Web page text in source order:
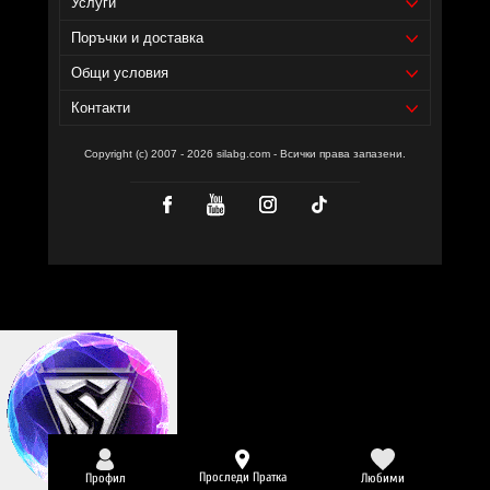
Поръчки и доставка
Общи условия
Контакти
Copyright (c) 2007 - 2026 silabg.com - Всички права запазени.
Профил Проследи Пратка Любими